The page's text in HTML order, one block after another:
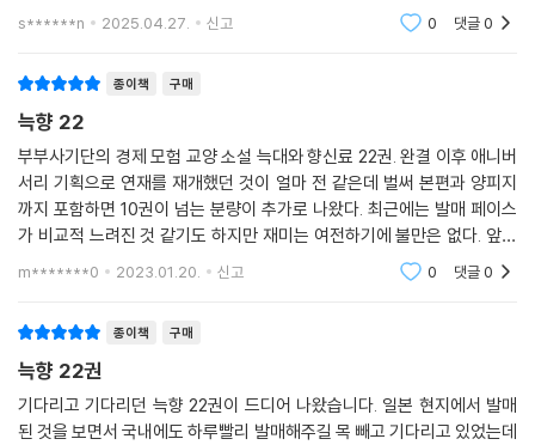
들은 온천은 같은 늑대 화신인 세림에게 맡기고 딸을 찾아 여행을 떠나게
s******n 2025.04.27. 신고 0 댓글0
종이책 구매
늑향 22
부부사기단의 경제 모험 교양 소설 늑대와 향신료 22권. 완결 이후 애니버
서리 기획으로 연재를 재개했던 것이 얼마 전 같은데 벌써 본편과 양피지
까지 포함하면 10권이 넘는 분량이 추가로 나왔다. 최근에는 발매 페이스
가 비교적 느려진 것 같기도 하지만 재미는 여전하기에 불만은 없다. 앞으
로도 호로와 로렌스의 여정을 지켜보고 싶다. 개인적인 바람으로는 본작과
m*******0 2023.01.20. 신고 0 댓글0
종이책 구매
늑향 22권
기다리고 기다리던 늑향 22권이 드디어 나왔습니다. 일본 현지에서 발매
된 것을 보면서 국내에도 하루빨리 발매해주길 목 빼고 기다리고 있었는데